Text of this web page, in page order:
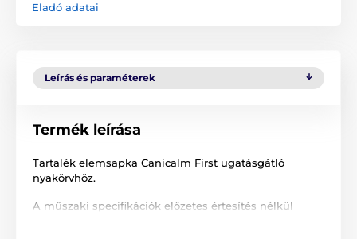
Eladó adatai
Leírás és paraméterek
Termék leírása
Tartalék elemsapka Canicalm First ugatásgátló
nyakörvhöz.
A műszaki specifikációk előzetes értesítés nélkül